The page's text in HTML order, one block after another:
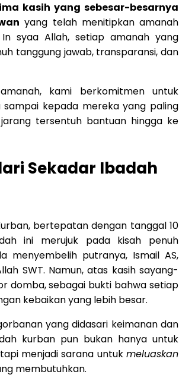
kasih yang sebesar-besarnya
yang telah menitipkan amanah
syaa Allah, setiap amanah yang
tanggung jawab, transparansi, dan
kami berkomitmen untuk
kepada mereka yang paling
tersentuh bantuan hingga ke
Sekadar Ibadah
bertepatan dengan tanggal 10
ini merujuk pada kisah penuh
menyembelih putranya, Ismail AS,
SWT. Namun, atas kasih sayang-
domba, sebagai bukti bahwa setiap
kebaikan yang lebih besar.
yang didasari keimanan dan
kurban pun bukan hanya untuk
menjadi sarana untukmeluaskan
membutuhkan.